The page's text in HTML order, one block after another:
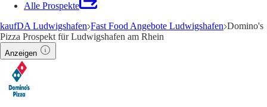
Alle Prospekte
kaufDA Ludwigshafen Fast Food Angebote Ludwigshafen Domino's
Pizza Prospekt für Ludwigshafen am Rhein
Anzeigen